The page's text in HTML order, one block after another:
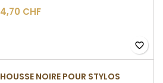
4,70 CHF
favorite_border
HOUSSE NOIRE POUR STYLOS